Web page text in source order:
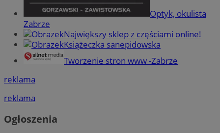
Optyk, okulista
Zabrze
Największy sklep z częściami online!
Książeczka sanepidowska
Tworzenie stron www -Zabrze
reklama
reklama
Ogłoszenia